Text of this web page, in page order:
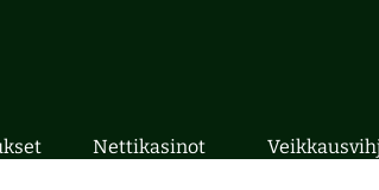
Nettikasinot